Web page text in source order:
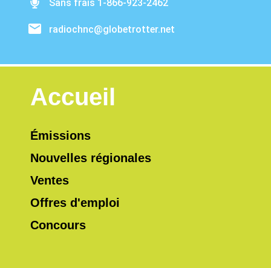
Sans frais 1-866-923-2462
radiochnc@globetrotter.net
Accueil
Émissions
Nouvelles régionales
Ventes
Offres d'emploi
Concours